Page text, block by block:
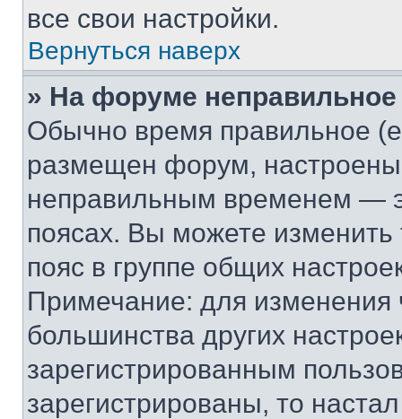
все свои настройки.
Вернуться наверх
» На форуме
Обычно время правильное
размещен форум, настроены
неправильным временем —
поясах. Вы можете изменить
пояс в группе общих
Примечание: для изменения
большинства других
зарегистрированным
зарегистрированы, то